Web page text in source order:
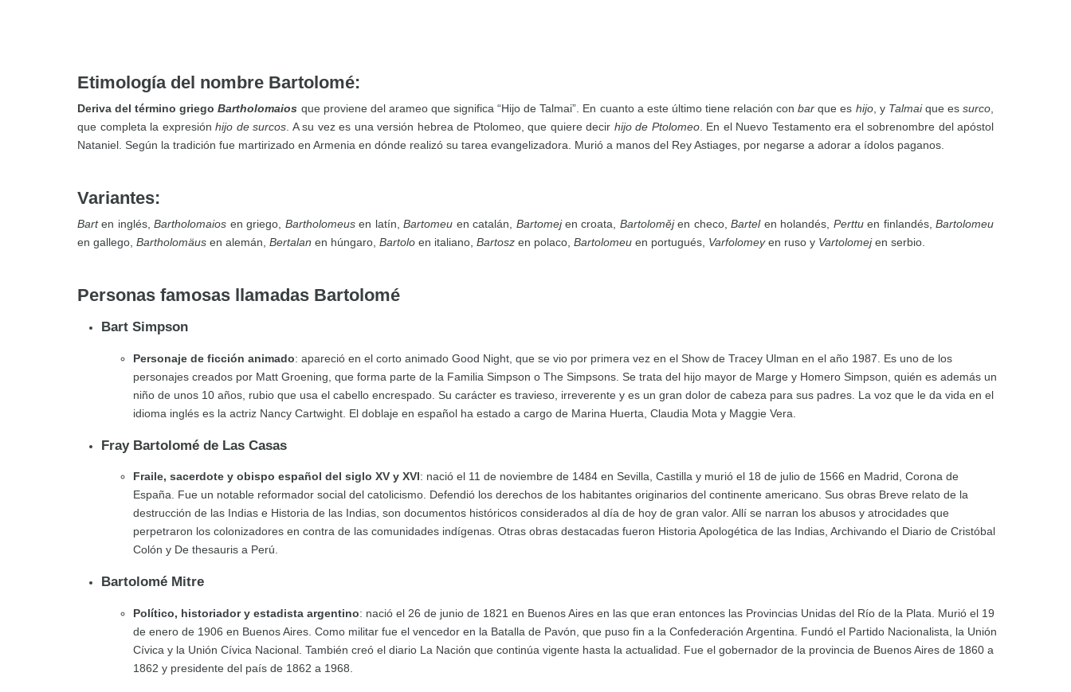
Etimología del nombre Bartolomé:
Deriva del término griegoBartholomaios que proviene del arameo que significa “Hijo de Talmai”. En cuanto a este último tiene relación conbarque es hijo, y Talmaique essurco
que completa la expresión hijo de surcos . A su vez es una versión hebrea de Ptolomeo, que quiere decir hijo de Ptolomeo. En el Nuevo Testamento era el sobrenombre del apóstol
Nataniel. Según la tradición fue martirizado en Armenia en dónde realizó su tarea evangelizadora. Murió a manos del Rey Astiages, por negarse a adorar a ídolos paganos.
Variantes:
Barten inglés,Bartholomaios en griego, Bartholomeusen latín,Bartomeu en catalán, Bartomejen croata, Bartolomějen checo,Bartelen holandés, Perttuen finlandés, Bartolomeu
en gallego, Bartholomäus en alemán, Bertalan en húngaro, Bartolo en italiano, Bartosz en polaco, Bartolomeu en portugués, Varfolomeyen ruso y Vartolomejen serbio.
Personas famosas llamadas Bartolomé
Bart Simpson
Personaje de ficción animado: apareció en el corto animado Good Night, que se vio por primera vez en el Show de Tracey Ulman en el año 1987. Es uno de los
personajes creados por Matt Groening, que forma parte de la Familia Simpson o The Simpsons. Se trata del hijo mayor de Marge y Homero Simpson, quién es además un
niño de unos 10 años, rubio que usa el cabello encrespado. Su carácter es travieso, irreverente y es un gran dolor de cabeza para sus padres. La voz que le da vida en el
idioma inglés es la actriz Nancy Cartwight. El doblaje en español ha estado a cargo de Marina Huerta, Claudia Mota y Maggie Vera.
Fray Bartolomé de Las Casas
Fraile, sacerdote y obispo español del siglo XV y XVI: nació el 11 de noviembre de 1484 en Sevilla, Castilla y murió el 18 de julio de 1566 en Madrid, Corona de
España. Fue un notable reformador social del catolicismo. Defendió los derechos de los habitantes originarios del continente americano. Sus obras Breve relato de la
destrucción de las Indias e Historia de las Indias, son documentos históricos considerados al día de hoy de gran valor. Allí se narran los abusos y atrocidades que
perpetraron los colonizadores en contra de las comunidades indígenas. Otras obras destacadas fueron Historia Apologética de las Indias, Archivando el Diario de Cristóbal
Colón y De thesauris a Perú.
Bartolomé Mitre
Político, historiador y estadista argentino: nació el 26 de junio de 1821 en Buenos Aires en las que eran entonces las Provincias Unidas del Río de la Plata. Murió el 19
de enero de 1906 en Buenos Aires. Como militar fue el vencedor en la Batalla de Pavón, que puso fin a la Confederación Argentina. Fundó el Partido Nacionalista, la Unión
Cívica y la Unión Cívica Nacional. También creó el diario La Nación que continúa vigente hasta la actualidad. Fue el gobernador de la provincia de Buenos Aires de 1860 a
1862 y presidente del país de 1862 a 1968.